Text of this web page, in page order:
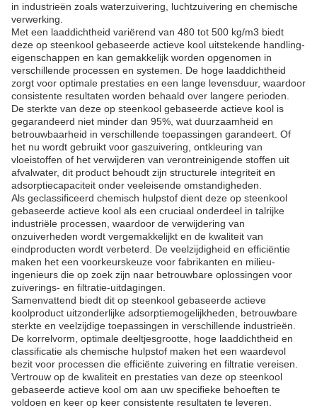
in industrieën zoals waterzuivering, luchtzuivering en chemische
verwerking.
Met een laaddichtheid variërend van 480 tot 500 kg/m3 biedt
deze op steenkool gebaseerde actieve kool uitstekende handling-
eigenschappen en kan gemakkelijk worden opgenomen in
verschillende processen en systemen. De hoge laaddichtheid
zorgt voor optimale prestaties en een lange levensduur, waardoor
consistente resultaten worden behaald over langere perioden.
De sterkte van deze op steenkool gebaseerde actieve kool is
gegarandeerd niet minder dan 95%, wat duurzaamheid en
betrouwbaarheid in verschillende toepassingen garandeert. Of
het nu wordt gebruikt voor gaszuivering, ontkleuring van
vloeistoffen of het verwijderen van verontreinigende stoffen uit
afvalwater, dit product behoudt zijn structurele integriteit en
adsorptiecapaciteit onder veeleisende omstandigheden.
Als geclassificeerd chemisch hulpstof dient deze op steenkool
gebaseerde actieve kool als een cruciaal onderdeel in talrijke
industriële processen, waardoor de verwijdering van
onzuiverheden wordt vergemakkelijkt en de kwaliteit van
eindproducten wordt verbeterd. De veelzijdigheid en efficiëntie
maken het een voorkeurskeuze voor fabrikanten en milieu-
ingenieurs die op zoek zijn naar betrouwbare oplossingen voor
zuiverings- en filtratie-uitdagingen.
Samenvattend biedt dit op steenkool gebaseerde actieve
koolproduct uitzonderlijke adsorptiemogelijkheden, betrouwbare
sterkte en veelzijdige toepassingen in verschillende industrieën.
De korrelvorm, optimale deeltjesgrootte, hoge laaddichtheid en
classificatie als chemische hulpstof maken het een waardevol
bezit voor processen die efficiënte zuivering en filtratie vereisen.
Vertrouw op de kwaliteit en prestaties van deze op steenkool
gebaseerde actieve kool om aan uw specifieke behoeften te
voldoen en keer op keer consistente resultaten te leveren.